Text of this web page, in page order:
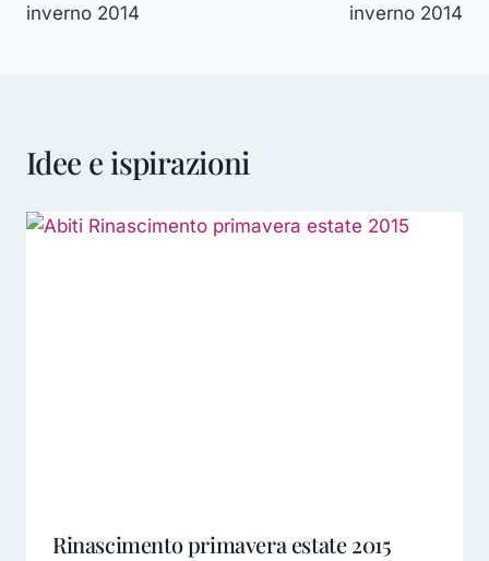
inverno 2014
inverno 2014
Idee e ispirazioni
Rinascimento primavera estate 2015